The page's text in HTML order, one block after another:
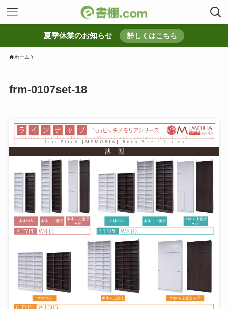
夏季休業のお知らせ 詳しくはこちら
ホーム
frm-0107set-18